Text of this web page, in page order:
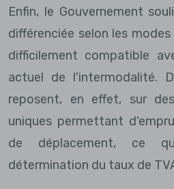
Enfin, le Gouvernement
différenciée selon les
difficilement compatible
actuel de l'intermodalité.
reposent, en effet, sur
uniques permettant
de déplacement, ce
détermination du taux de